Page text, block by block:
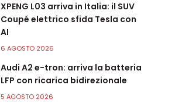
XPENG L03 arriva in Italia: il SUV
Coupé elettrico sfida Tesla con
AI
6 AGOSTO 2026
Audi A2 e-tron: arriva la batteria
LFP con ricarica bidirezionale
5 AGOSTO 2026